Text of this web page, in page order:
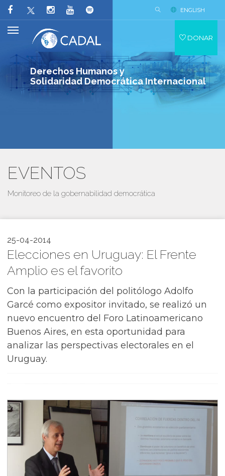
Derechos Humanos y
Solidaridad Democrática Internacional
ENGLISH
DONAR
EVENTOS
Monitoreo de la gobernabilidad democrática
25-04-2014
Elecciones en Uruguay: El Frente
Amplio es el favorito
Con la participación del politólogo Adolfo
Garcé como expositor invitado, se realizó un
nuevo encuentro del Foro Latinoamericano
Buenos Aires, en esta oportunidad para
analizar las perspectivas electorales en el
Uruguay.